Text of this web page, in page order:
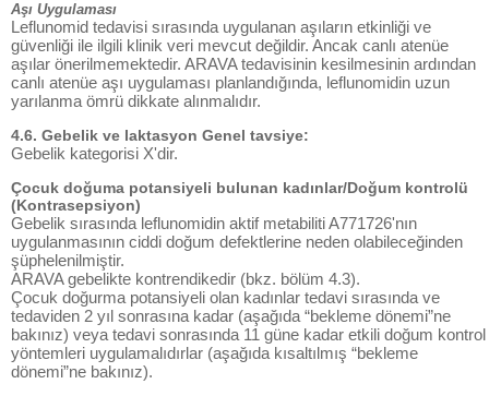
Aşı Uygulaması
Leflunomid tedavisi sırasında uygulanan aşıların etkinliği ve
güvenliği ile ilgili klinik veri mevcut değildir. Ancak canlı atenüe
aşılar önerilmemektedir. ARAVA tedavisinin kesilmesinin ardından
canlı atenüe aşı uygulaması planlandığında, leflunomidin uzun
yarılanma ömrü dikkate alınmalıdır.
4.6. Gebelik ve laktasyon Genel tavsiye:
Gebelik kategorisi X'dir.
Çocuk doğuma potansiyeli bulunan kadınlar/Doğum kontrolü
(Kontrasepsiyon)
Gebelik sırasında leflunomidin aktif metabiliti A771726'nın
uygulanmasının ciddi doğum defektlerine neden olabileceğinden
şüphelenilmiştir.
ARAVA gebelikte kontrendikedir (bkz. bölüm 4.3).
Çocuk doğurma potansiyeli olan kadınlar tedavi sırasında ve
tedaviden 2 yıl sonrasına kadar (aşağıda “bekleme dönemi”ne
bakınız) veya tedavi sonrasında 11 güne kadar etkili doğum kontrol
yöntemleri uygulamalıdırlar (aşağıda kısaltılmış “bekleme
dönemi”ne bakınız).